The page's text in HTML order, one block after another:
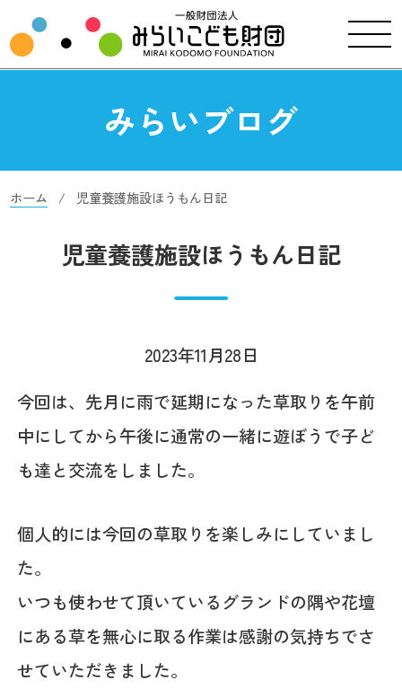
みらいブログ
ホーム 児童養護施設ほうもん日記
児童養護施設ほうもん日記
2023年11月28日
今回は、先月に雨で延期になった草取りを午前
中にしてから午後に通常の一緒に遊ぼうで子ど
も達と交流をしました。
個人的には今回の草取りを楽しみにしていまし
た。
いつも使わせて頂いているグランドの隅や花壇
にある草を無心に取る作業は感謝の気持ちでさ
せていただきました。